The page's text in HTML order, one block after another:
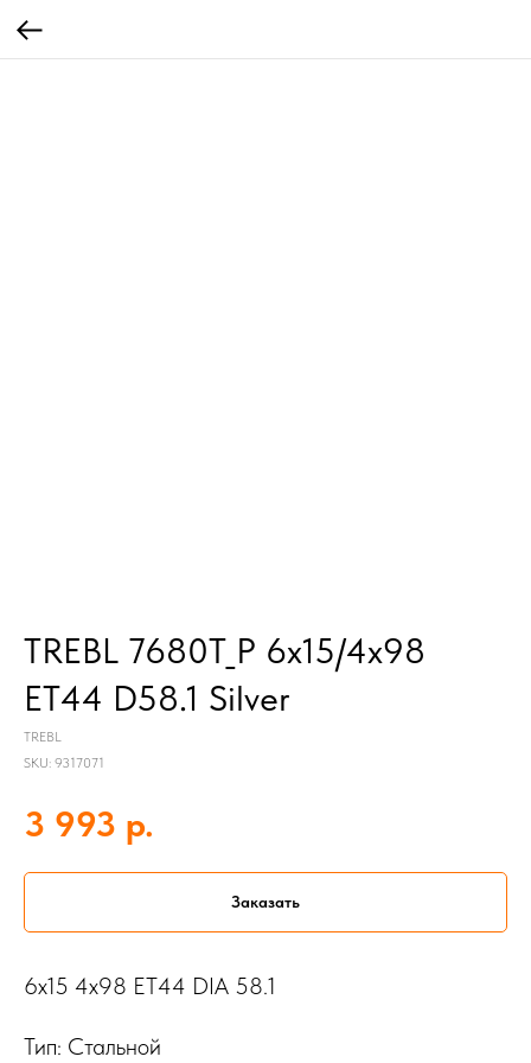
TREBL 7680T_P 6x15/4x98
ET44 D58.1 Silver
TREBL
SKU: 9317071
3 993 р.
Заказать
6x15 4x98 ET44 DIA 58.1
Тип: Стальной